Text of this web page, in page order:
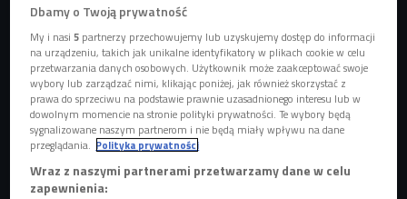
lektorów w serwisie BookBeat. - To bardzo przyjemne,
dlatego że to wyróżnienie od słuchaczy. To nie jest opinia,
którą ktoś chciałby nam sprzedać; statystyki mówią same
za siebie - mówi gościni Czwórki.
POSŁUCHAJ
Paulina Holtz o pracy lektorskiej (Stacja kultura/Czwórka)
Dbamy o Twoją prywatność
My i nasi5 partnerzy przechowujemy lub uzyskujemy dostęp do informacji
na urządzeniu, takich jak unikalne identyfikatory w plikach cookie w celu
przetwarzania danych osobowych. Użytkownik może zaakceptować swoje
wybory lub zarządzać nimi, klikając poniżej, jak również skorzystać z
prawa do sprzeciwu na podstawie prawnie uzasadnionego interesu lub w
dowolnym momencie na stronie polityki prywatności. Te wybory będą
sygnalizowane naszym partnerom i nie będą miały wpływu na dane
przeglądania. Polityka prywatności
Wraz z naszymi partnerami przetwarzamy dane w celu
zapewnienia: